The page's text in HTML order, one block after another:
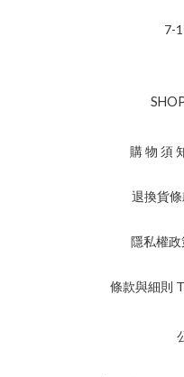
7-
購 物 須
退換貨
隱私權政
條款與細則